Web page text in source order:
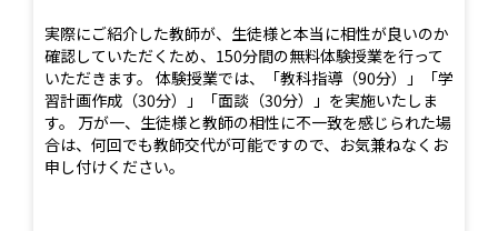
実際にご紹介した教師が、生徒様と本当に相性が良いのか
確認していただくため、150分間の無料体験授業を行って
いただきます。 体験授業では、「教科指導（90分）」「学
習計画作成（30分）」「面談（30分）」を実施いたしま
す。 万が一、生徒様と教師の相性に不一致を感じられた場
合は、何回でも教師交代が可能ですので、お気兼ねなくお
申し付けください。